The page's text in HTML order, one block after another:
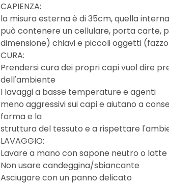
CAPIENZA:
la misura esterna è di 35cm, quella
può contenere un cellulare, porta carte,
dimensione) chiavi e piccoli oggetti
CURA:
Prendersi cura dei propri capi vuol dire
dell'ambiente
I lavaggi a basse temperature e agenti
meno aggressivi sui capi e aiutano a
forma e la
struttura del tessuto e a rispettare
LAVAGGIO:
Lavare a mano con sapone neutro o
Non usare candeggina/sbiancante
Asciugare con un panno delicato